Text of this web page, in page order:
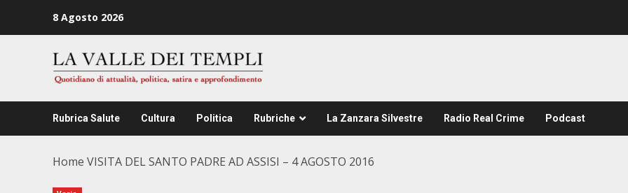
8 Agosto 2026
Rubrica Salute Cultura Politica Rubriche La Zanzara Silvestre Radio Real Crime Podcast
Home VISITA DEL SANTO PADRE AD ASSISI – 4 AGOSTO 2016